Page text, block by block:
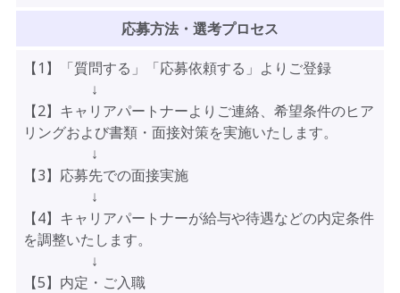
応募方法・選考プロセス
【1】「質問する」「応募依頼する」よりご登録
↓
【2】キャリアパートナーよりご連絡、希望条件のヒア
リングおよび書類・面接対策を実施いたします。
↓
【3】応募先での面接実施
↓
【4】キャリアパートナーが給与や待遇などの内定条件
を調整いたします。
↓
【5】内定・ご入職